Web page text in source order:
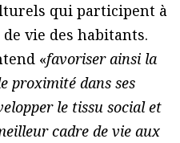
qui participent à
vie des habitants.
«favoriser ainsi la
proximité dans ses
le tissu social et
cadre de vie aux